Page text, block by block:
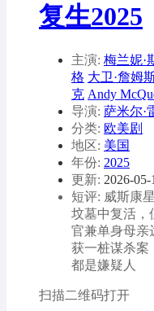
复生2025
主演: 梅兰妮·
格 大卫·詹姆
克 Andy
导演: 萨米尔·
分类: 欧美剧
地区: 美国
年份: 2025
更新: 2026-05-
短评: 威斯康
坟墓中复活，
官兼单身母亲
获一桩谋杀案
都是嫌疑人
扫描二维码打开